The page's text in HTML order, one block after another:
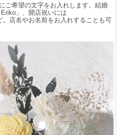
ご希望の文字をお入れします。結婚
」、開店祝いには
。店名やお名前をお入れすることも可